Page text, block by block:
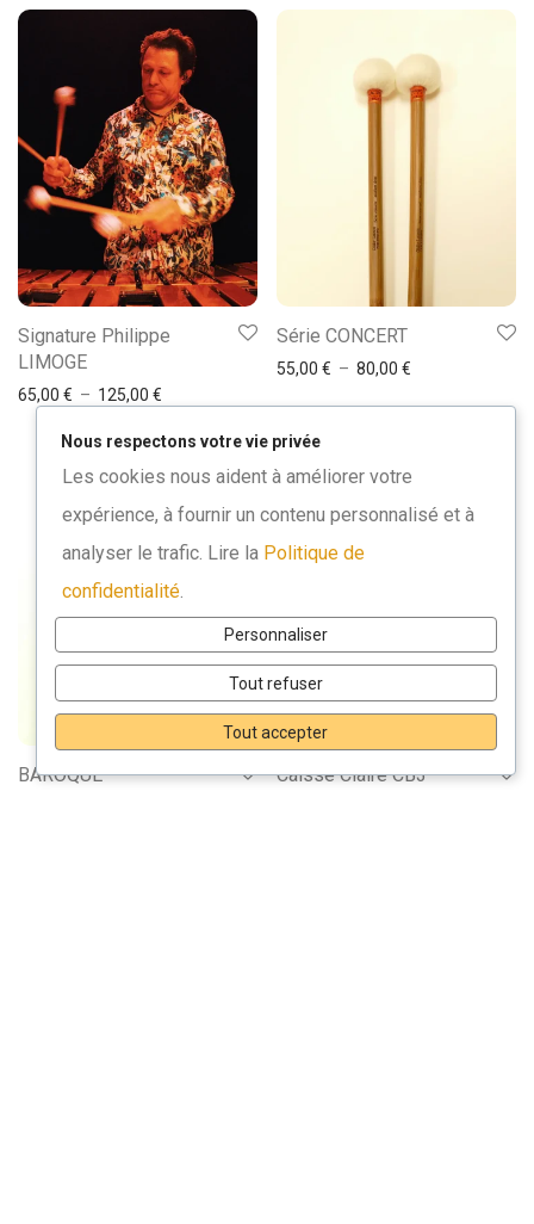
Signature Philippe
LIMOGE
65,00 € – 125,00 €
Série CONCERT
55,00 € – 80,00 €
BAROQUE Caisse Claire CB3
Nous respectons votre vie privée
Les cookies nous aident à améliorer votre
expérience, à fournir un contenu personnalisé et à
analyser le trafic. Lire la Politique de
confidentialité.
Personnaliser
Tout refuser
Tout accepter